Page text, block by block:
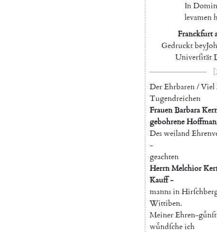
In
levamen
Franckfurt
Gedruckt bey
Univerſität
DerEhrbaren/Viel
Tugendreichen
FrauenBarbaraK
gebohrene
Desweiland
-
geachten
HerrnMelchior
Kauff-
mannsin
Wittiben.
MeinerEhren-
wuͤndſcheich